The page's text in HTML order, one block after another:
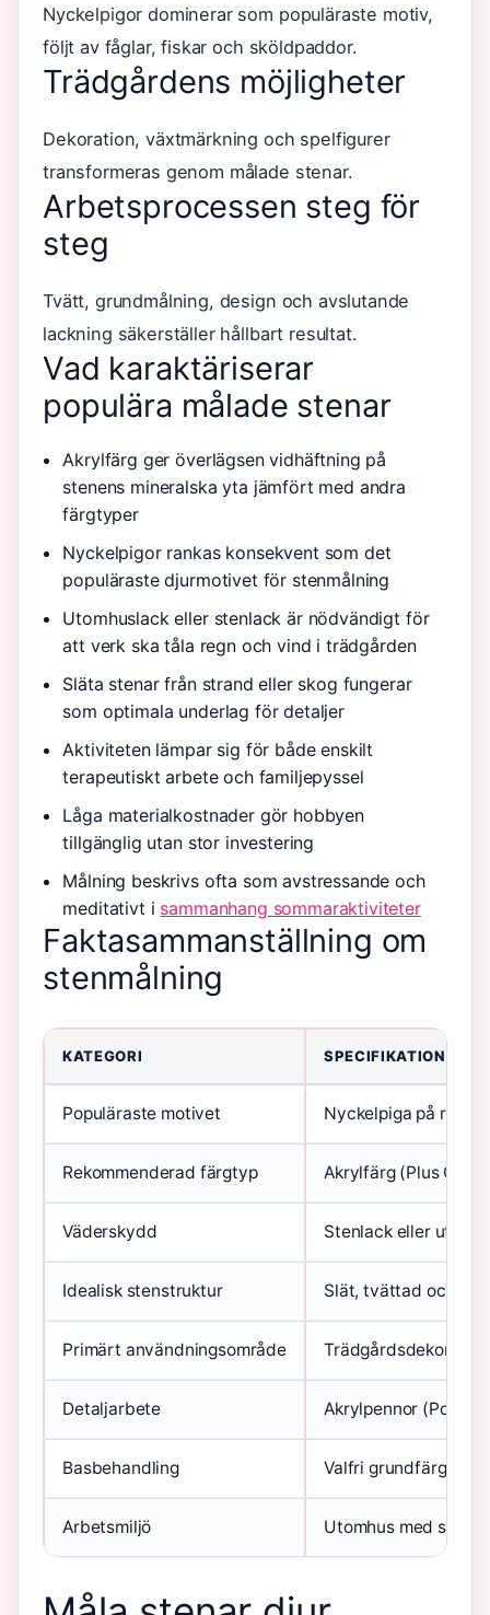
Nyckelpigor dominerar som populäraste motiv,
följt av fåglar, fiskar och sköldpaddor.
Trädgårdens möjligheter
Dekoration, växtmärkning och spelfigurer
transformeras genom målade stenar.
Arbetsprocessen steg för
steg
Tvätt, grundmålning, design och avslutande
lackning säkerställer hållbart resultat.
Vad karaktäriserar
populära målade stenar
Akrylfärg ger överlägsen vidhäftning på
stenens mineralska yta jämfört med andra
färgtyper
Nyckelpigor rankas konsekvent som det
populäraste djurmotivet för stenmålning
Utomhuslack eller stenlack är nödvändigt för
att verk ska tåla regn och vind i trädgården
Släta stenar från strand eller skog fungerar
som optimala underlag för detaljer
Aktiviteten lämpar sig för både enskilt
terapeutiskt arbete och familjepyssel
Låga materialkostnader gör hobbyen
tillgänglig utan stor investering
Målning beskrivs ofta som avstressande och
meditativt i sammanhang sommaraktiviteter
Faktasammanställning om
stenmålning
KATEGORI SPECIFIKATION
Populäraste motivet Nyckelpiga på rund
Rekommenderad färgtyp Akrylfärg (Plus
Väderskydd Stenlack eller
Idealisk stenstruktur Slät, tvättad och
Primärt användningsområde
Detaljarbete Akrylpennor (Posca,
Basbehandling Valfri grundfärg på
Arbetsmiljö Utomhus med